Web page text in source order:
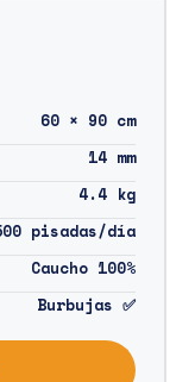
60 × 90 cm
14 mm
4.4 kg
pisadas/día
Caucho 100%
Burbujas ✅